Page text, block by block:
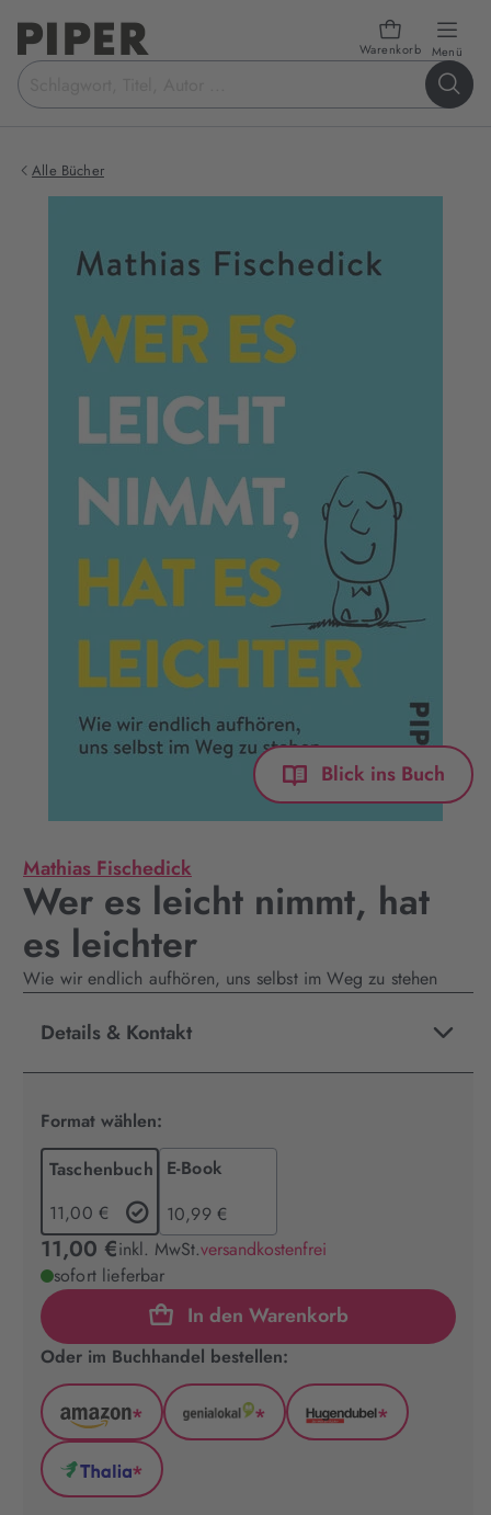
Warenkorb Menü
Suchbegriff
eingeben
Alle Bücher
Blick ins Buch
Mathias Fischedick
Wer es leicht nimmt, hat
es leichter
Wie wir endlich aufhören, uns selbst im Weg zu stehen
Details & Kontakt
Format wählen:
Taschenbuch
11,00 €
E-Book
10,99 €
11,00 €inkl. MwSt.versandkostenfrei
sofort lieferbar
In den Warenkorb
Oder im Buchhandel bestellen:
Amazon
(wird
in
neuem
*
GenialLokal
*
Hugendubel
*
Thalia
*